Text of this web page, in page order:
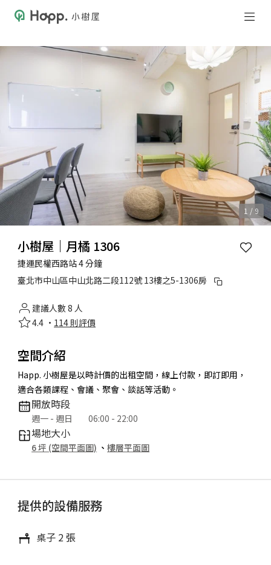
1 / 9
小樹屋｜月橘 1306
捷運民權西路站 4 分鐘
臺北市中山區中山北路二段112號 13樓之5-1306房
建議人數 8 人
4.4 · 114 則評價
空間介紹
Happ. 小樹屋是以時計價的出租空間，線上付款，即訂即用，
適合各類課程、會議、聚會、談話等活動。
開放時段
週一 - 週日 06:00 - 22:00
場地大小
6 坪 (空間平面圖) 、樓層平面圖
提供的設備服務
桌子 2 張